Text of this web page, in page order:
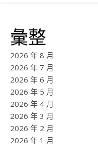
彙整
2026 年 8 月
2026 年 7 月
2026 年 6 月
2026 年 5 月
2026 年 4 月
2026 年 3 月
2026 年 2 月
2026 年 1 月